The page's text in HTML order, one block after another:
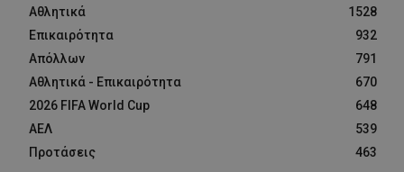
Αθλητικά
1528
Επικαιρότητα
932
Απόλλων
791
Αθλητικά - Επικαιρότητα
670
2026 FIFA World Cup
648
ΑΕΛ
539
Προτάσεις
463